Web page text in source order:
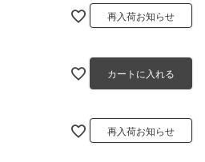
再入荷お知らせ
カートに入れる
再入荷お知らせ